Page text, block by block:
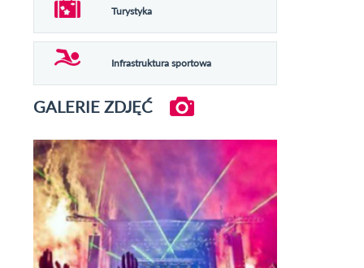
Turystyka
Infrastruktura sportowa
GALERIE ZDJĘĆ